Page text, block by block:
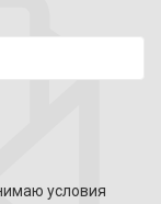
условия